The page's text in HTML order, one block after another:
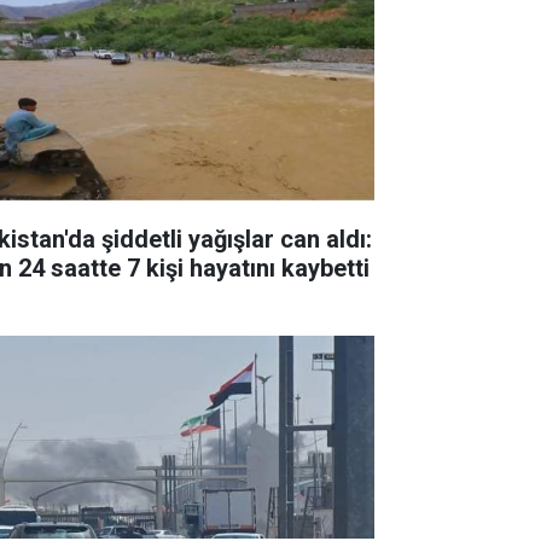
şiddetli yağışlar can aldı:
24 saatte 7 kişi hayatını kaybetti